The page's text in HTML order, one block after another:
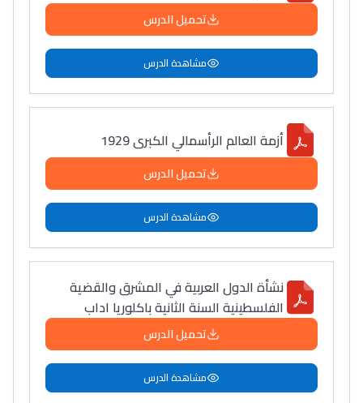
تحميل الدرس
مشاهدة الدرس
أزمة العالم الرأسمالي الكبرى 1929
تحميل الدرس
مشاهدة الدرس
نشأة الدول العربية في المشرق والقضية
الفلسطينية السنة الثانية باكلوريا اداب
تحميل الدرس
مشاهدة الدرس